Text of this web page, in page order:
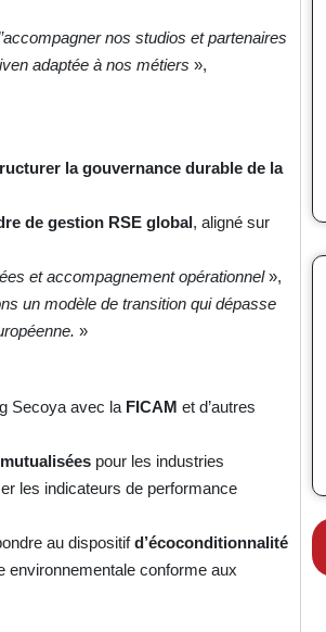
nos studios et partenaires
adaptée à nos métiers »,
la gouvernance durable de la
de gestion RSE global, aligné sur
et accompagnement opérationnel»,
un modèle de transition qui dépasse
»
Secoya avec la FICAM et d’autres
pour les industries
les indicateurs de performance
au dispositifd’écoconditionnalité
environnementale conforme aux